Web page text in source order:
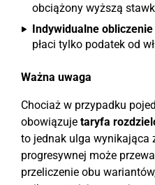
obciążony wyższą
Indywidualne
płaci tylko podatek od
Ważna uwaga
Chociaż w przypadku
obowiązuje taryfa
to jednak ulga wynikająca
progresywnej może
przeliczenie obu